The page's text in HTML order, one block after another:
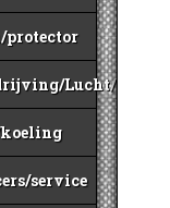
protector
Lucht/Benzine
service